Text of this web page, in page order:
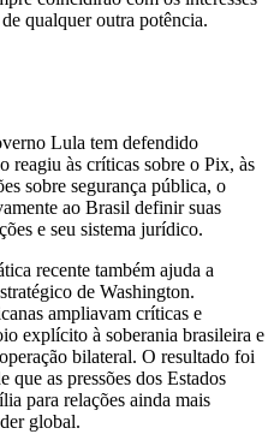
qualquer outra potência.
Lula tem defendido
reagiu às críticas sobre o Pix, às
sobre segurança pública, o
ao Brasil definir suas
e seu sistema jurídico.
recente também ajuda a
de Washington.
ampliavam críticas e
explícito à soberania brasileira e
bilateral. O resultado foi
que as pressões dos Estados
para relações ainda mais
global.